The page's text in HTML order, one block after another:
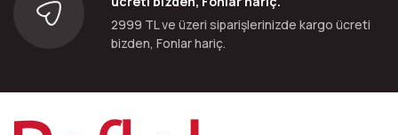
2999 TL ve üzeri siparişlerinizde kargo ücreti
bizden, Fonlar hariç.